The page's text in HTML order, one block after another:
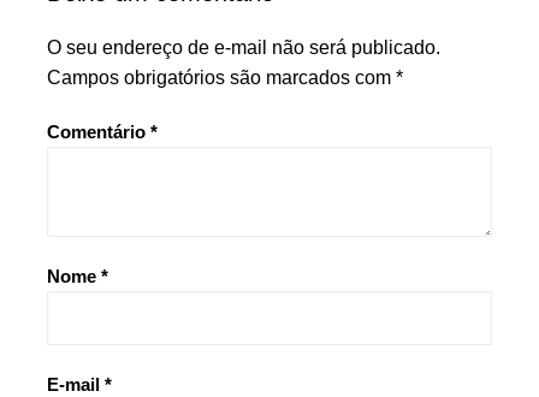
O seu endereço de e-mail não será publicado.
Campos obrigatórios são marcados com *
Comentário *
Nome *
E-mail *